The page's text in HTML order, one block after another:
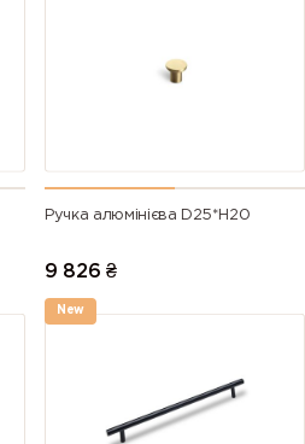
Ручка алюмінієва D25*H20
9 826 ₴
New